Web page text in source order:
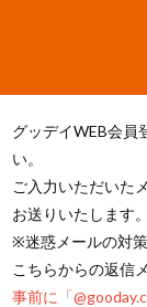
グッデイWEB会員
い。
ご入力いただいた
お送りいたします。
※迷惑メールの対
こちらからの返信
事前に「